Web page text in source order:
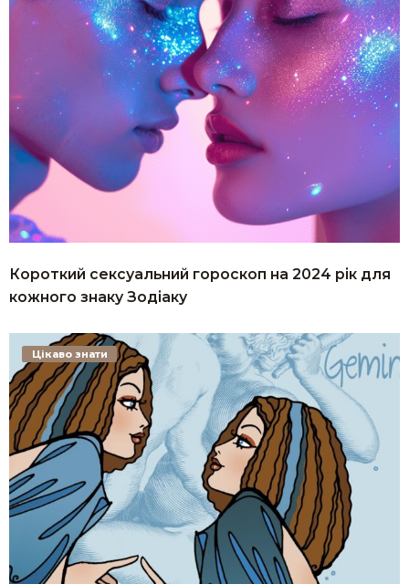
Короткий сексуальний гороскоп на 2024 рік для
кожного знаку Зодіаку
Цікаво знати